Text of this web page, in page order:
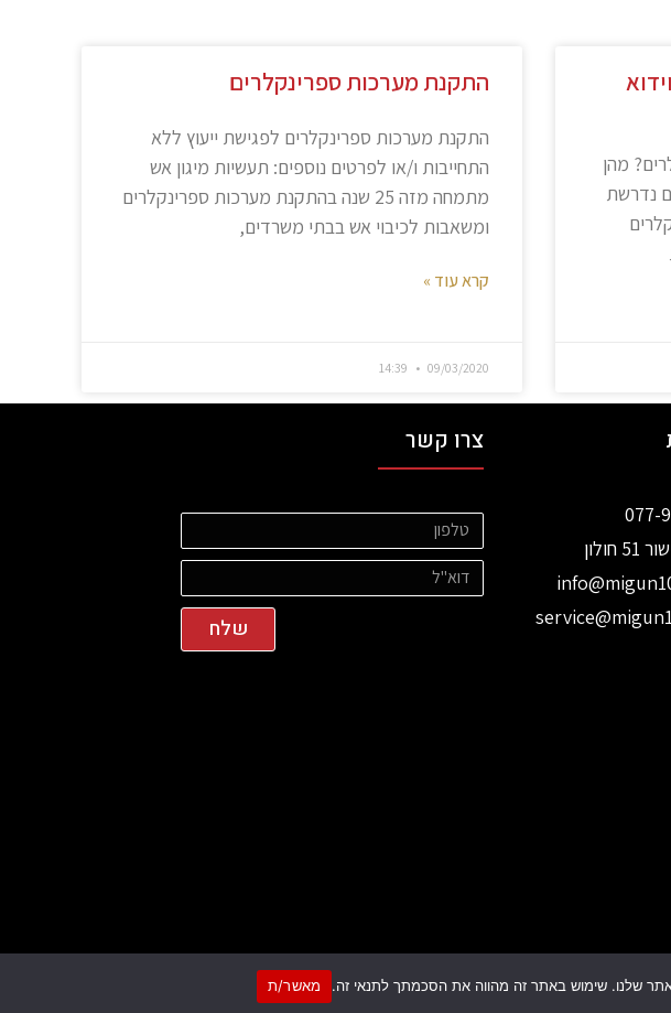
מהן
נדרשת
התקנת מערכות ספרינקלרים
התקנת מערכות ספרינקלרים לפגישת ייעוץ ללא
התחייבות ו/או לפרטים נוספים: תעשיות מיגון אש
מתמחה מזה 25 שנה בהתקנת מערכות ספרינקלרים
ומשאבות לכיבוי אש בבתי משרדים,
קרא עוד »
09/03/2020
צרו קשר
שלח
מאשר/ת